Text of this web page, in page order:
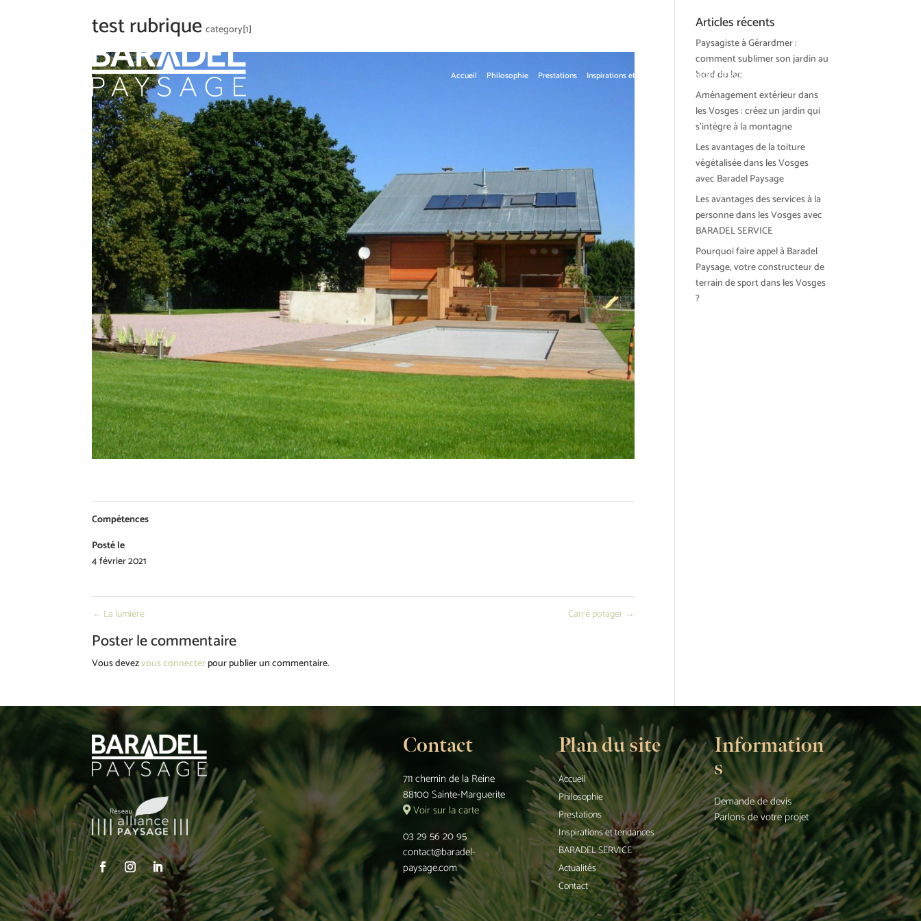
Accueil Philosophie Prestations Inspirations et tendances BARADEL SERVICE
test rubrique category[1]
Compétences
Posté le
4 février 2021
← La lumière Carré potager →
Poster le commentaire
Vous devezvous connecterpour publier un commentaire.
Articles récents
Paysagiste à Gérardmer :
comment sublimer son jardin au
bord du lac
Aménagement extérieur dans
les Vosges : créez un jardin qui
s’intègre à la montagne
Les avantages de la toiture
végétalisée dans les Vosges
avec Baradel Paysage
Les avantages des services à la
personne dans les Vosges avec
BARADEL SERVICE
Pourquoi faire appel à Baradel
Paysage, votre constructeur de
terrain de sport dans les Vosges
?
Contact
711 chemin de la Reine
88100 Sainte-Marguerite
Voir sur la carte
03 29 56 20 95
contact@baradel-
paysage.com
Plan du site
Accueil
Philosophie
Prestations
Inspirations et tendances
BARADEL SERVICE
Actualités
Contact
Information
s
Demande de devis
Parlons de votre projet